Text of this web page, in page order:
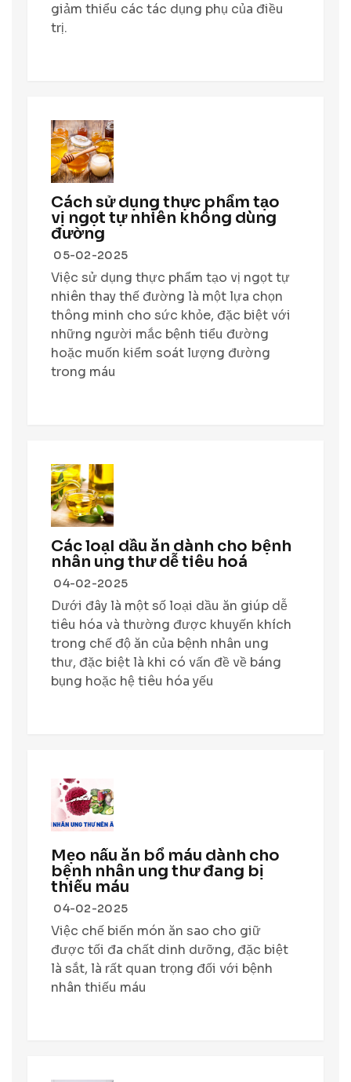
giảm thiểu các tác dụng phụ của điều
trị.
Cách sử dụng thực phẩm tạo
vị ngọt tự nhiên không dùng
đường
05-02-2025
Việc sử dụng thực phẩm tạo vị ngọt tự
nhiên thay thế đường là một lựa chọn
thông minh cho sức khỏe, đặc biệt với
những người mắc bệnh tiểu đường
hoặc muốn kiểm soát lượng đường
trong máu
Các loạI dầu ăn dành cho bệnh
nhân ung thư dễ tiêu hoá
04-02-2025
Dưới đây là một số loại dầu ăn giúp dễ
tiêu hóa và thường được khuyến khích
trong chế độ ăn của bệnh nhân ung
thư, đặc biệt là khi có vấn đề về báng
bụng hoặc hệ tiêu hóa yếu
Mẹo nấu ăn bổ máu dành cho
bệnh nhân ung thư đang bị
thiếu máu
04-02-2025
Việc chế biến món ăn sao cho giữ
được tối đa chất dinh dưỡng, đặc biệt
là sắt, là rất quan trọng đối với bệnh
nhân thiếu máu